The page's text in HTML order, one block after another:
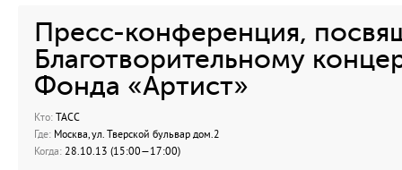
Пресс-конференция,
Благотворительному
Фонда «Артист»
Кто: ТАСС
Где: Москва, ул. Тверской бульвар дом.2
Когда: 28.10.13 (15:00—17:00)